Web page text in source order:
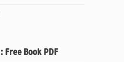
Free Book PDF